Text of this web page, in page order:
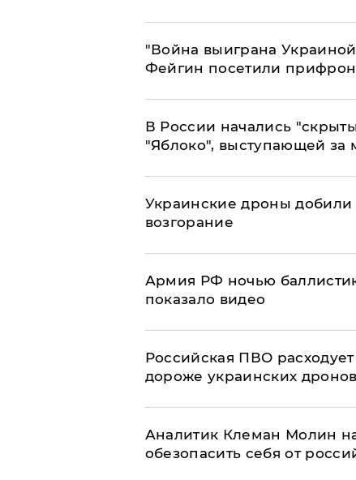
"Война выиграна
Фейгин посетили
В России начались
"Яблоко", выступающей за
Украинские дроны
возгорание
Армия РФ ночью
показало видео
Российская ПВО
дороже украинских
Аналитик Клеман Молин
обезопасить себя от